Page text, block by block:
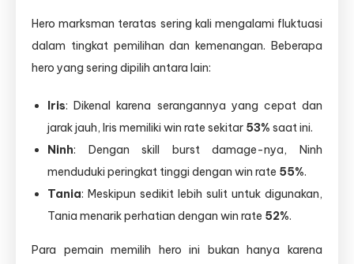
Hero marksman teratas sering kali mengalami fluktuasi
dalam tingkat pemilihan dan kemenangan. Beberapa
hero yang sering dipilih antara lain:
Iris: Dikenal karena serangannya yang cepat dan
jarak jauh, Iris memiliki win rate sekitar 53% saat ini.
Ninh: Dengan skill burst damage-nya, Ninh
menduduki peringkat tinggi dengan win rate 55%.
Tania: Meskipun sedikit lebih sulit untuk digunakan,
Tania menarik perhatian dengan win rate 52%.
Para pemain memilih hero ini bukan hanya karena